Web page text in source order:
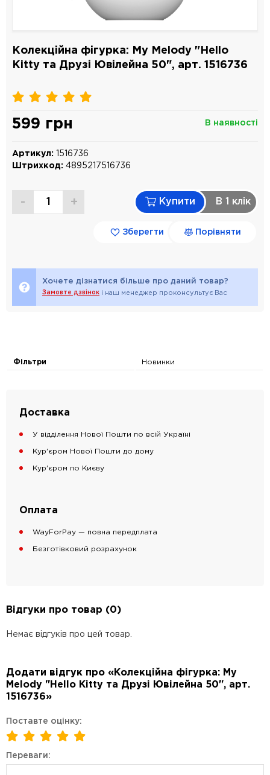
Колекційна фігурка: My Melody "Hello
Kitty та Друзі Ювілейна 50", арт. 1516736
В наявності
599 грн
Артикул:
1516736
Штрихкод: 4895217516736
- + Купити В 1 клiк
Зберегти Порівняти
Хочете дізнатися більше про даний товар?
Замовте дзвінок і наш менеджер проконсультує Вас
Фільтри Новинки
Доставка
У відділення Нової Пошти по всій Україні
Кур'єром Нової Пошти до дому
Кур'єром по Києву
Оплата
WayForPay — повна передплата
Безготівковий розрахунок
Відгуки про товар (0)
Немає відгуків про цей товар.
Додати відгук про «Колекційна фігурка: My
Melody "Hello Kitty та Друзі Ювілейна 50", арт.
1516736»
Поставте оцінку:
Переваги: